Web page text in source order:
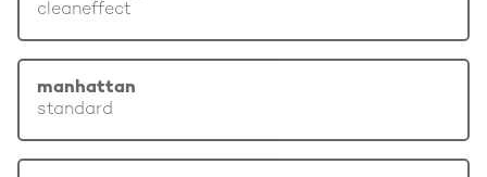
cleaneffect
manhattan
standard